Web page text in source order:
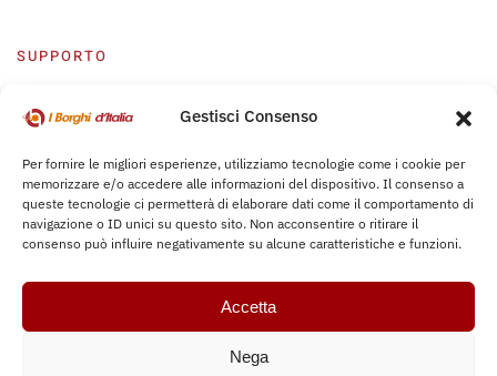
Gestisci Consenso
Per fornire le migliori esperienze, utilizziamo tecnologie come i cookie per
memorizzare e/o accedere alle informazioni del dispositivo. Il consenso a
queste tecnologie ci permetterà di elaborare dati come il comportamento di
navigazione o ID unici su questo sito. Non acconsentire o ritirare il
consenso può influire negativamente su alcune caratteristiche e funzioni.
Accetta
Nega
SUPPORTO
Centro Supporto
Leggi Bochure